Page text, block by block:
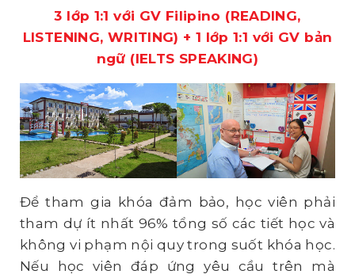
3 lớp 1:1 với GV Filipino (READING,
LISTENING, WRITING) + 1 lớp 1:1 với GV bản
ngữ (IELTS SPEAKING)
Để tham gia khóa đảm bảo, học viên phải
tham dự ít nhất 96% tổng số các tiết học và
không vi phạm nội quy trong suốt khóa học.
Nếu học viên đáp ứng yêu cầu trên mà